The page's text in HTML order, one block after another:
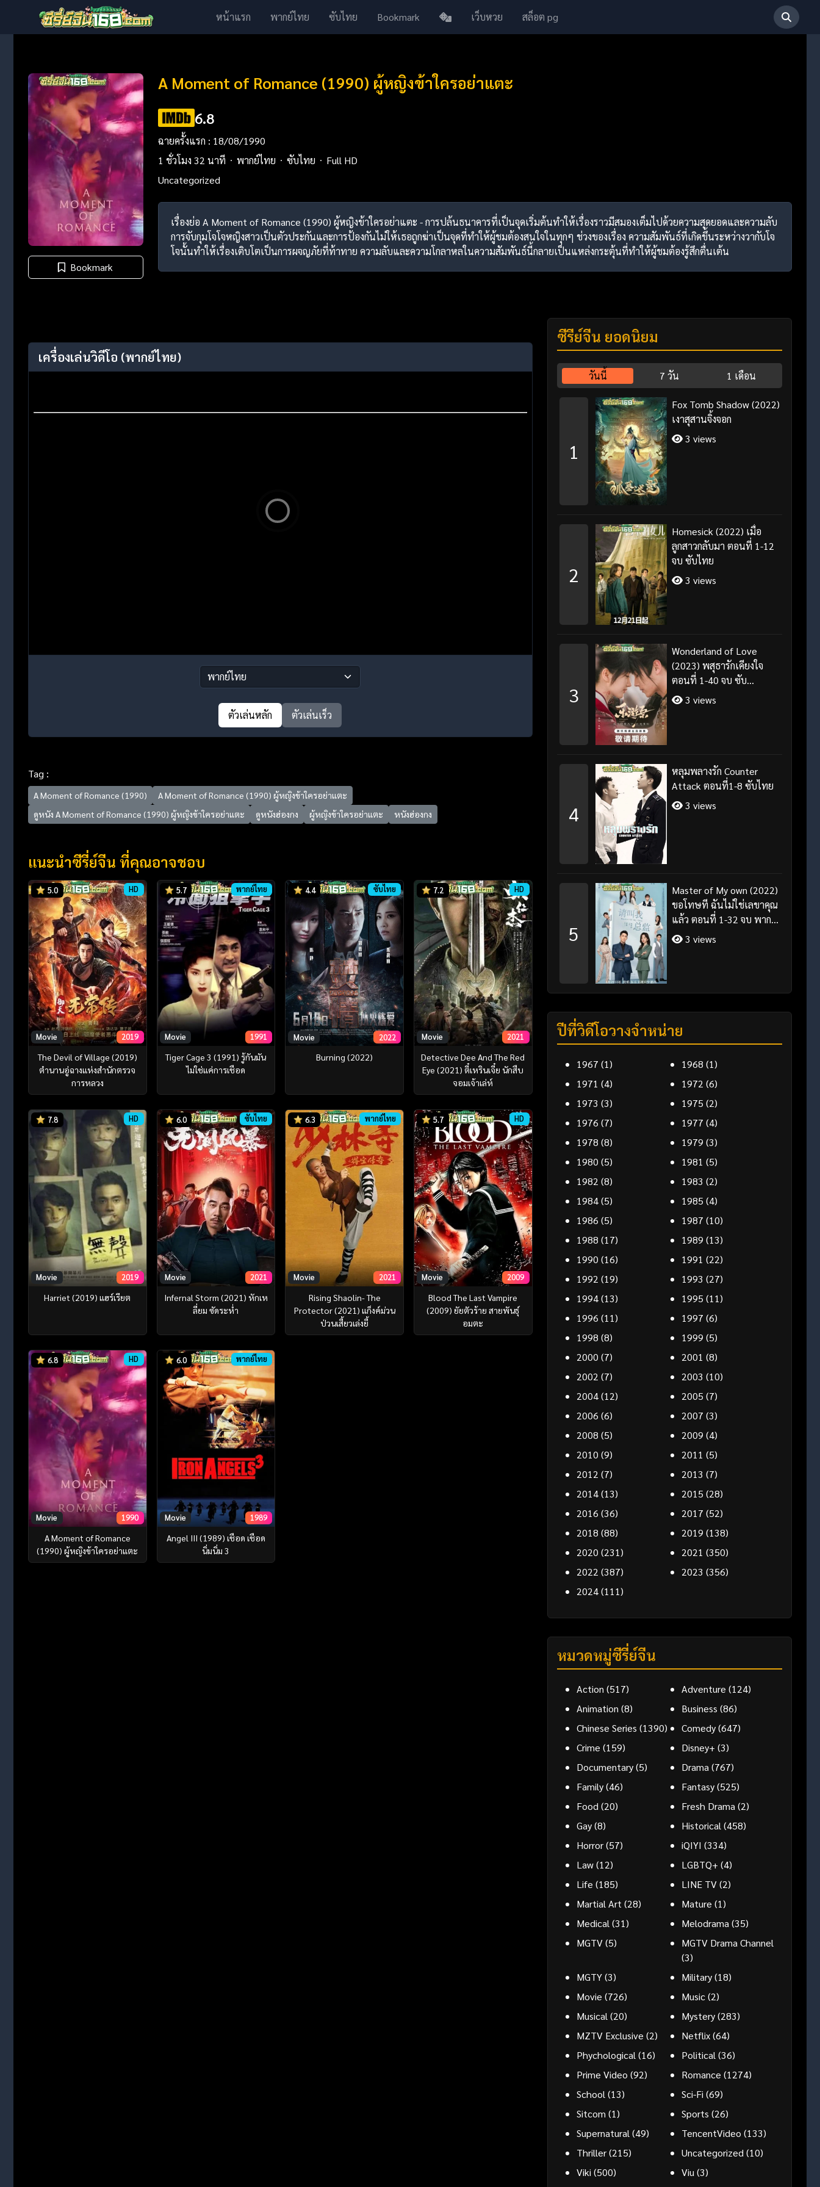
หน้าแรก พากย์ไทย ซับไทย Bookmark เว็บหวย สล็อต pg
Bookmark
A Moment of Romance (1990) ผู้หญิงข้าใครอย่าแตะ
6.8
ฉายครั้งแรก : 18/08/1990
1 ชั่วโมง 32 นาที
พากย์ไทย ซับไทย
Full HD
Uncategorized
เรื่องย่อ A Moment of Romance (1990) ผู้หญิงข้าใครอย่าแตะ - การปล้นธนาคารที่เป็นจุดเริ่มต้นทำให้เรื่องราวมีสมองเต็มไปด้วยความสุดยอดและความลับ
การจับกุมโจโจหญิงสาวเป็นตัวประกันและการป้องกันไม่ให้เธอถูกฆ่าเป็นจุดที่ทำให้ผู้ชมต้องสนใจในทุกๆ ช่วงของเรื่อง ความสัมพันธ์ที่เกิดขึ้นระหว่างวากับโจ
โจนั้นทำให้เรื่องเติบโตเป็นการผจญภัยที่ท้าทาย ความลับและความโกลาหลในความสัมพันธ์นี้กลายเป็นแหล่งกระตุ้นที่ทำให้ผู้ชมต้องรู้สึกตื่นเต้น
เครื่องเล่นวิดีโอ (พากย์ไทย)
ตัวเล่นหลัก ตัวเล่นเร็ว
Tag :
A Moment of Romance (1990)
A Moment of Romance (1990) ผู้หญิงข้าใครอย่าแตะ
ดูหนัง A Moment of Romance (1990) ผู้หญิงข้าใครอย่าแตะ
ดูหนังฮ่องกง ผู้หญิงข้าใครอย่าแตะ หนังฮ่องกง
แนะนำซีรี่ย์จีน ที่คุณอาจชอบ
5.0 HD
Movie 2019
The Devil of Village (2019)
ตำนานอู่ฉางแห่งสำนักตรวจ
การหลวง
5.7 พากย์ไทย
Movie 1991
Tiger Cage 3 (1991) รู้กันมัน
ไม่ใช่แค่การเชือด
4.4 ซับไทย
Movie 2022
Burning (2022)
7.2 HD
Movie 2021
Detective Dee And The Red
Eye (2021) ตี๋เหรินเจี๋ย นักสืบ
จอมเจ้าเล่ห์
7.8 HD
Movie 2019
Harriet (2019) แฮร์เรียต
6.0 ซับไทย
Movie 2021
Infernal Storm (2021) หักเห
ลี่ยม ซัดระห่ำ
6.3 พากย์ไทย
Movie 2021
Rising Shaolin- The
Protector (2021) แก็งค์ม่วน
ป่วนเสี้ยวเล่งยี้
5.7 HD
Movie 2009
Blood The Last Vampire
(2009) ยัยตัวร้าย สายพันธุ์
อมตะ
6.8 HD
Movie 1990
A Moment of Romance
(1990) ผู้หญิงข้าใครอย่าแตะ
6.0 พากย์ไทย
Movie 1989
Angel III (1989) เชือด เชือด
นิ่มนิ่ม 3
ซีรี่ย์จีน ยอดนิยม
วันนี้ 7 วัน 1 เดือน
1
Fox Tomb Shadow (2022)
เงาสุสานจิ้งจอก
3 views
2
Homesick (2022) เมื่อ
ลูกสาวกลับมา ตอนที่ 1-12
จบ ซับไทย
3 views
3
Wonderland of Love
(2023) พสุธารักเคียงใจ
ตอนที่ 1-40 จบ ซับ
ไทย+พากย์ไทย
3 views
4
หลุมพลางรัก Counter
Attack ตอนที่1-8 ซับไทย
3 views
5
Master of My own (2022)
ขอโทษที ฉันไม่ใช่เลขาคุณ
แล้ว ตอนที่ 1-32 จบ พากย์
ไทย/ซับไทย
3 views
ปีที่วิดีโอวางจำหน่าย
1967 (1) 1968 (1)
1971 (4) 1972 (6)
1973 (3) 1975 (2)
1976 (7) 1977 (4)
1978 (8) 1979 (3)
1980 (5) 1981 (5)
1982 (8) 1983 (2)
1984(5) 1985 (4)
1986 (5) 1987 (10)
1988 (17) 1989 (13)
1990 (16) 1991 (22)
1992 (19) 1993 (27)
1994(13) 1995 (11)
1996 (11) 1997 (6)
1998 (8) 1999 (5)
2000 (7) 2001 (8)
2002 (7) 2003 (10)
2004(12) 2005 (7)
2006 (6) 2007 (3)
2008 (5) 2009 (4)
2010 (9) 2011 (5)
2012 (7) 2013 (7)
2014(13) 2015 (28)
2016 (36) 2017 (52)
2018 (88) 2019 (138)
2020 (231) 2021 (350)
2022 (387) 2023 (356)
2024(111)
หมวดหมู่ซีรี่ย์จีน
Action (517) Adventure (124)
Animation (8) Business (86)
Chinese Series (1390) Comedy(647)
Crime (159) Disney+ (3)
Documentary(5) Drama(767)
Family(46) Fantasy(525)
Food(20) Fresh Drama(2)
Gay(8) Historical(458)
Horror(57) iQIYI (334)
Law(12) LGBTQ+ (4)
Life (185) LINE TV(2)
Martial Art(28) Mature (1)
Medical(31) Melodrama(35)
MGTV(5)
MGTV Drama Channel
(3)
MGTY(3) Military(18)
Movie (726) Music(2)
Musical(20) Mystery(283)
MZTV Exclusive (2) Netflix(64)
Phychological(16) Political(36)
Prime Video (92) Romance (1274)
School(13) Sci-Fi (69)
Sitcom (1) Sports (26)
Supernatural(49) TencentVideo (133)
Thriller(215) Uncategorized(10)
Viki (500) Viu(3)